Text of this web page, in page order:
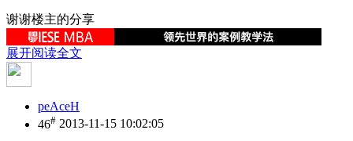
谢谢楼主的分享
展开阅读全文
peAceH
46# 2013-11-15 10:02:05